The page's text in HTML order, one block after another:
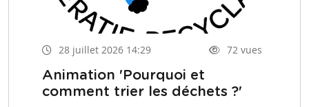
28 juillet 2026 14:29 72 vues
Animation 'Pourquoi et
comment trier les déchets ?'